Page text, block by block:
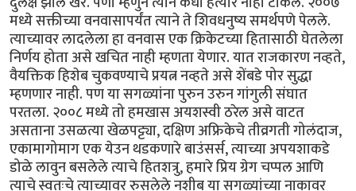
मध्ये सक्तीच्या वनवासापर्यंत त्याने ते शिवधनुष्य समर्थपणे पेलले.
त्याच्यावर लादलेला हा वनवास एक क्रिकेटच्या हितासाठी घेतलेला
निर्णय होता असे खचित नाही म्हणता येणार. यात राजकारण नव्हते,
वैयक्तिक हिशेब चुकवण्याचे प्रयत्न नव्हते असे शेंबडे पोर सुद्धा
म्हणणार नाही. पण या सगळ्यांना पुरुन उरुन गांगुली संघात
परतला. २००८ मध्ये तो हमखास अयशस्वी ठरेल असे वाटत
असताना उसळत्या खेळपट्ट्या, दक्षिण अफ्रिकेचे तीव्रगती गोलंदाज,
एकामागोमाग एक येउन थडकणारे बाउंसर्स, त्याच्या अपयशाकडे
डोळे लावुन बसलेले त्याचे हितशत्रु, हमारे प्रिय ग्रेग चप्पल आणि
त्याचे स्वतःचे त्याच्यावर रुसलेले नशीब या सगळ्यांच्या नाकावर